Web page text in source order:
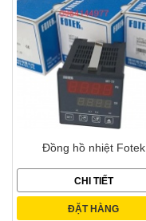
Đồng hồ nhiệt Fotek
CHI TIẾT
ĐẶT HÀNG